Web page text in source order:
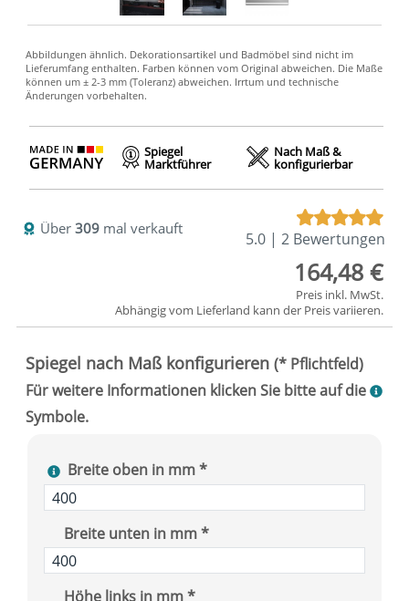
Spiegel
Marktführer
Nach Maß &
konfigurierbar
Über 309 mal verkauft
5.0 | 2 Bewertungen
164,48 €
Preis inkl. MwSt.
Abhängig vom Lieferland kann der Preis variieren.
Breite oben in mm *
Breite unten in mm *
Höhe links in mm *